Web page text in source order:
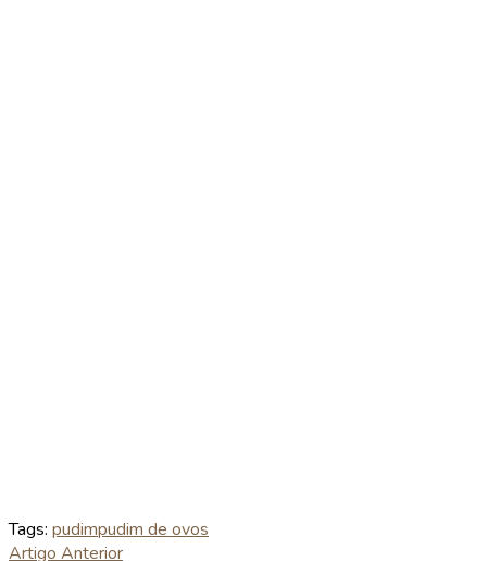
Tags: pudimpudim de ovos
Artigo Anterior